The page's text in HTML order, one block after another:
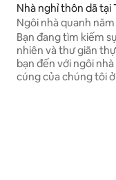
Nhà nghỉ thôn dã tại
Ngôi nhà quanh
Bạn đang tìm kiếm
nhiên và thư giãn
bạn đến với ngôi
cúng của chúng tôi